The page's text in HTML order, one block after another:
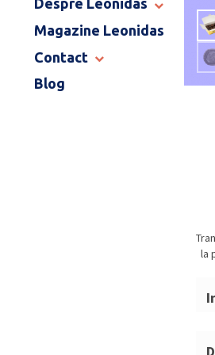
END OF SCHOOL
Despre Leonidas
POVESTEA LEONIDAS
CATALOG PAȘTE 2026
Magazine Leonidas
Contact
MAGAZINE LEONIDAS
Blog
la